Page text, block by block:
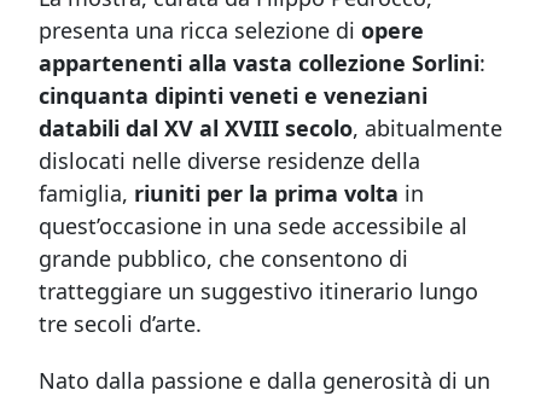
presenta una ricca selezione di opere
appartenenti alla vasta collezione Sorlini:
cinquanta dipinti veneti e veneziani
databili dal XV al XVIII secolo, abitualmente
dislocati nelle diverse residenze della
famiglia, riuniti per la prima volta in
quest’occasione in una sede accessibile al
grande pubblico, che consentono di
tratteggiare un suggestivo itinerario lungo
tre secoli d’arte.
Nato dalla passione e dalla generosità di un